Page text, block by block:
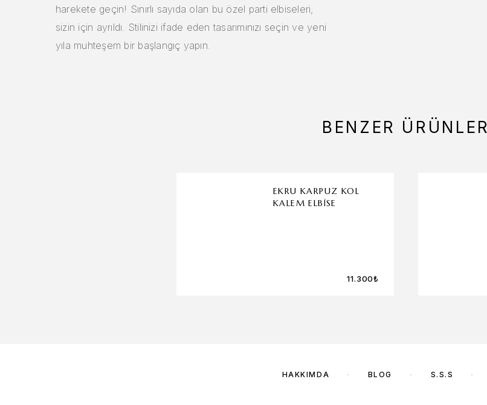
harekete geçin! Sınırlı sayıda olan bu özel parti elbiseleri,
sizin için ayrıldı. Stilinizi ifade eden tasarımınızı seçin ve yeni
yıla muhteşem bir başlangıç yapın.
BENZER ÜRÜNLER
EKRU KARPUZ KOL
KALEM ELBISE
11.300₺
HAKKIMDA BLOG S.S.S